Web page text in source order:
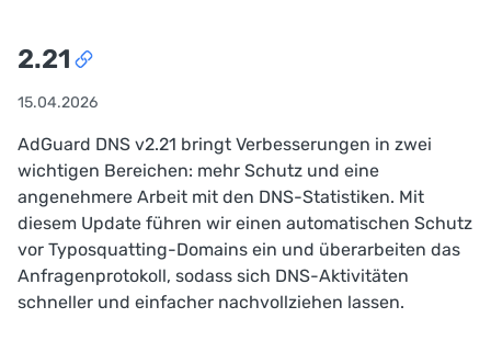
2.21
15.04.2026
AdGuard DNS v2.21 bringt Verbesserungen in zwei
wichtigen Bereichen: mehr Schutz und eine
angenehmere Arbeit mit den DNS-Statistiken. Mit
diesem Update führen wir einen automatischen Schutz
vor Typosquatting-Domains ein und überarbeiten das
Anfragenprotokoll, sodass sich DNS-Aktivitäten
schneller und einfacher nachvollziehen lassen.